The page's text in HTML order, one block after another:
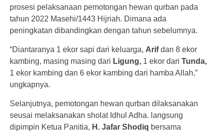
prosesi pelaksanaan pemotongan hewan qurban pada
tahun 2022 Masehi/1443 Hijriah. Dimana ada
peningkatan dibandingkan dengan tahun sebelumnya.
“Diantaranya 1 ekor sapi dari keluarga, Arifdan 8 ekor
kambing, masing masing dari Ligung, 1 ekor dari Tunda,
1 ekor kambing dan 6 ekor kambing dari hamba Allah,”
ungkapnya.
Selanjutnya, pemotongan hewan qurban dilaksanakan
seusai melaksanakan sholat Idhul Adha. langsung
dipimpin Ketua Panitia, H. Jafar Shodiq bersama